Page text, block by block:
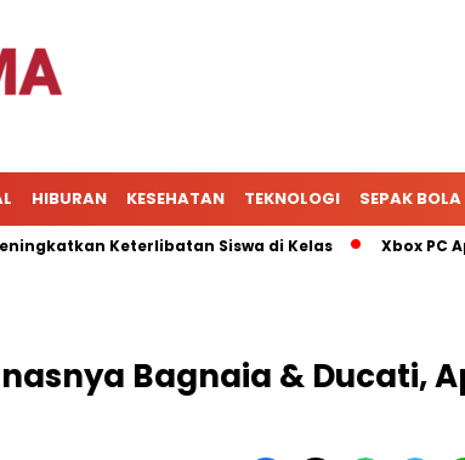
HIBURAN KESEHATAN TEKNOLOGI SEPAK BOLA
Keterlibatan Siswa di Kelas Xbox PC App Kini
Bagnaia & Ducati,